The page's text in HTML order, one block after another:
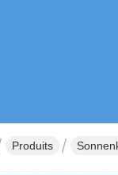
Produits